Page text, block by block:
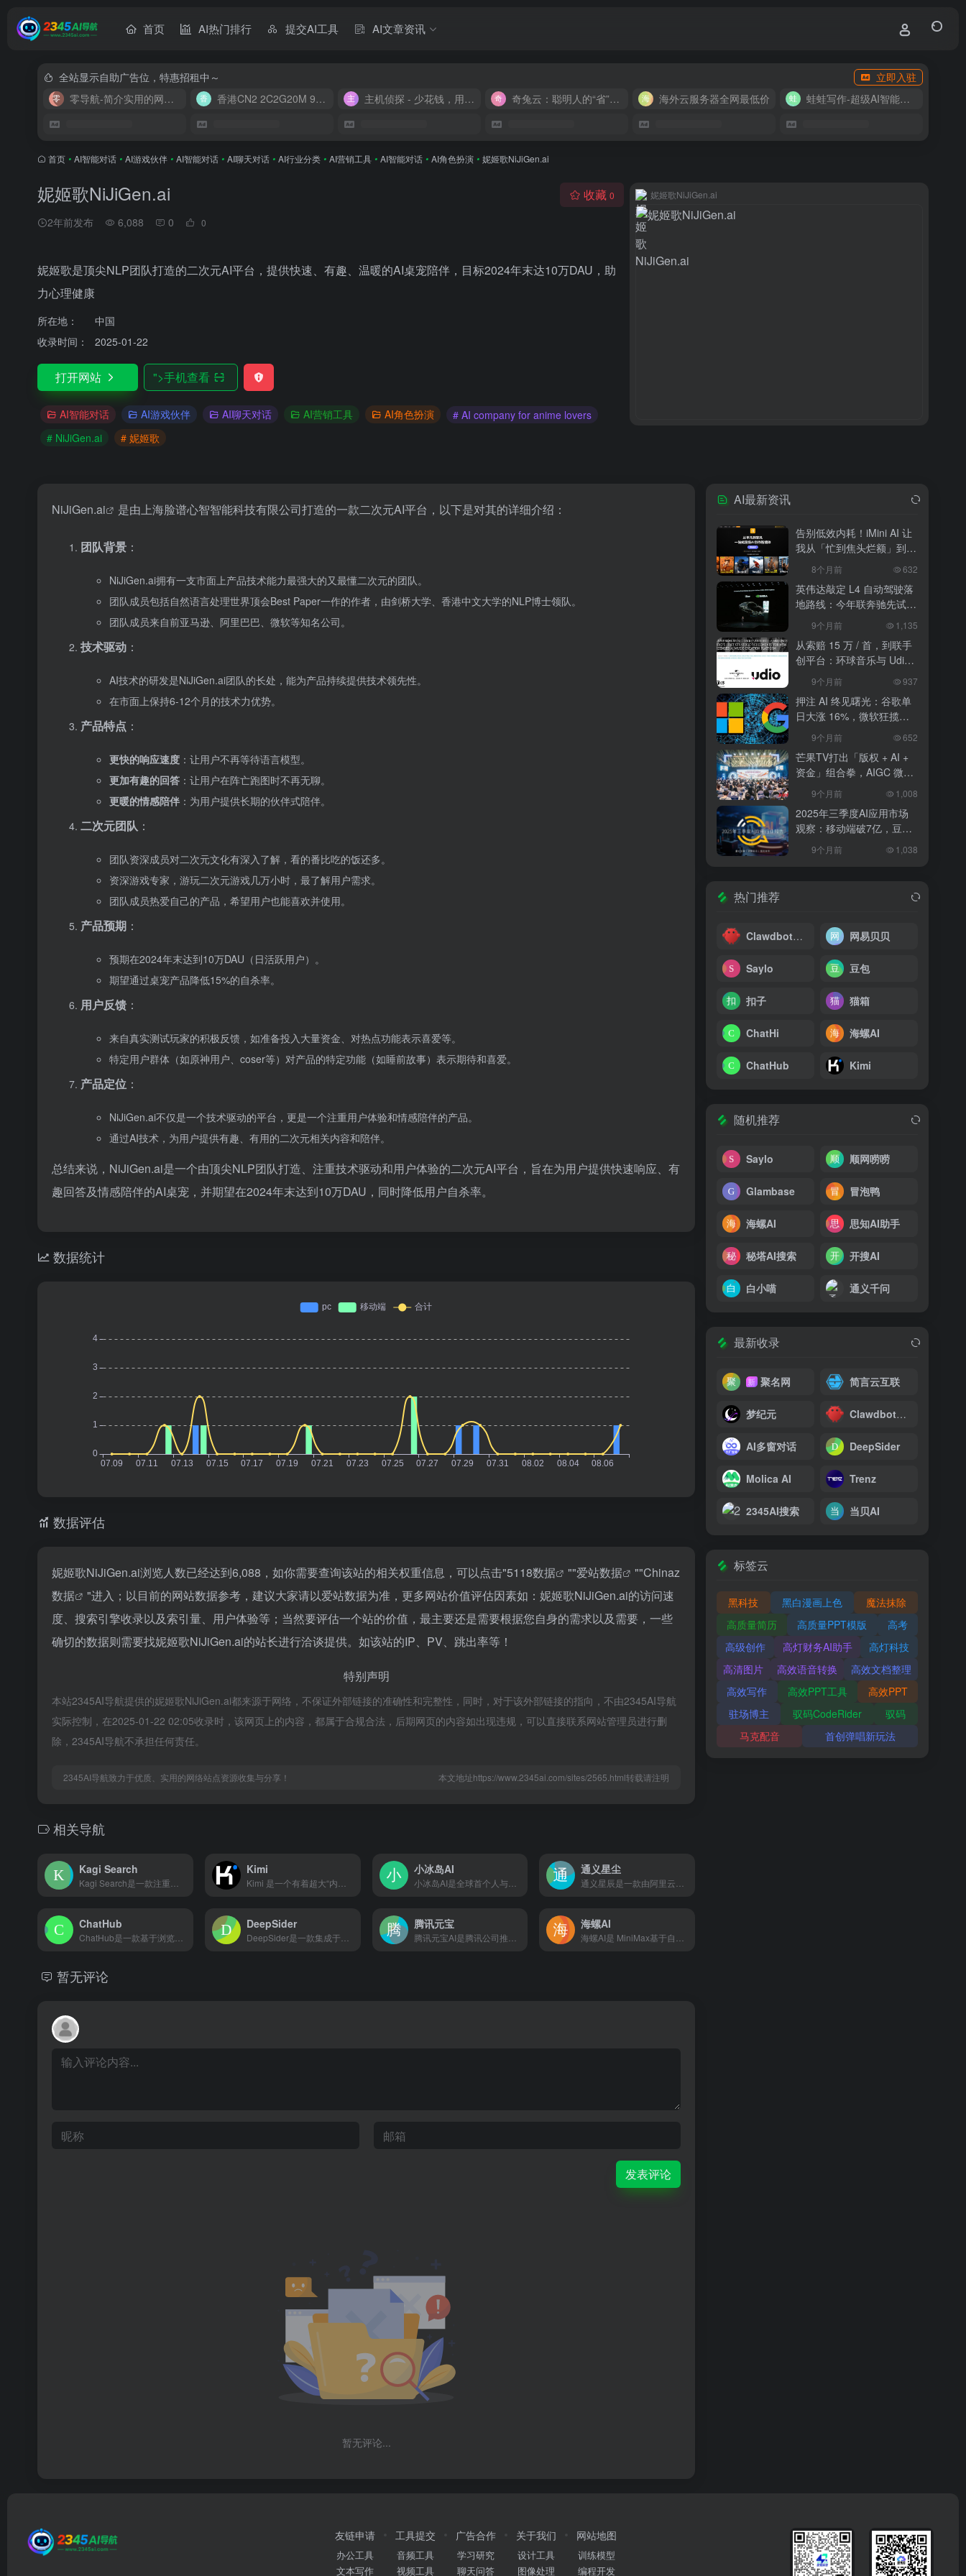
首页 AI热门排行 提交AI工具 AI文章资讯
全站显示自助广告位，特惠招租中～
立即入驻
零导航-简介实用的网址导航
香港CN2 2C2G20M 9.9/月 主机侦探 - 少花钱，用好云 奇兔云：聪明人的“省”钱计划！ 海外云服务器全网最低价 蛙蛙写作-超级AI智能写作助手
首页 • AI智能对话 • AI游戏伙伴 • AI智能对话 • AI聊天对话 • AI行业分类 • AI营销工具 • AI智能对话 • AI角色扮演 • 妮姬歌NiJiGen.ai
妮姬歌NiJiGen.ai
2年前发布 6,088 0 0
收藏 0
妮姬歌是顶尖NLP团队打造的二次元AI平台，提供快速、有趣、温暖的AI桌宠陪伴，目标2024年末达10万DAU，助
力心理健康
所在地：
中国
收录时间：
2025-01-22
打开网站 ">手机查看
AI智能对话 AI游戏伙伴 AI聊天对话 AI营销工具 AI角色扮演
# AI company for anime lovers
# NiJiGen.ai
# 妮姬歌
妮姬歌NiJiGen.ai
NiJiGen.ai 是由上海脸谱心智智能科技有限公司打造的一款二次元AI平台，以下是对其的详细介绍：
团队背景 ：
NiJiGen.ai拥有一支市面上产品技术能力最强大的又最懂二次元的团队。
团队成员包括自然语言处理世界顶会Best Paper一作的作者，由剑桥大学、香港中文大学的NLP博士领队。
团队成员来自前亚马逊、阿里巴巴、微软等知名公司。
技术驱动 ：
AI技术的研发是NiJiGen.ai团队的长处，能为产品持续提供技术领先性。
在市面上保持6-12个月的技术力优势。
产品特点 ：
更快的响应速度 ：让用户不再等待语言模型。
更加有趣的回答 ：让用户在阵亡跑图时不再无聊。
更暖的情感陪伴 ：为用户提供长期的伙伴式陪伴。
二次元团队 ：
团队资深成员对二次元文化有深入了解，看的番比吃的饭还多。
资深游戏专家，游玩二次元游戏几万小时，最了解用户需求。
团队成员热爱自己的产品，希望用户也能喜欢并使用。
产品预期 ：
预期在2024年末达到10万DAU（日活跃用户）。
期望通过桌宠产品降低15%的自杀率。
用户反馈 ：
来自真实测试玩家的积极反馈，如准备投入大量资金、对热点功能表示喜爱等。
特定用户群体（如原神用户、coser等）对产品的特定功能（如睡前故事）表示期待和喜爱。
产品定位 ：
NiJiGen.ai不仅是一个技术驱动的平台，更是一个注重用户体验和情感陪伴的产品。
通过AI技术，为用户提供有趣、有用的二次元相关内容和陪伴。
总结来说，NiJiGen.ai是一个由顶尖NLP团队打造、注重技术驱动和用户体验的二次元AI平台，旨在为用户提供快速响应、有
趣回答及情感陪伴的AI桌宠，并期望在2024年末达到10万DAU，同时降低用户自杀率。
数据统计
数据评估
妮姬歌NiJiGen.ai浏览人数已经达到6,088，如你需要查询该站的相关权重信息，可以点击"5118数据 ""爱站数据 ""Chinaz
数据
"进入；以目前的网站数据参考，建议大家请以爱站数据为准，更多网站价值评估因素如：妮姬歌NiJiGen.ai的访问速
度、搜索引擎收录以及索引量、用户体验等；当然要评估一个站的价值，最主要还是需要根据您自身的需求以及需要，一些
确切的数据则需要找妮姬歌NiJiGen.ai的站长进行洽谈提供。如该站的IP、PV、跳出率等！
特别声明
本站2345AI导航提供的妮姬歌NiJiGen.ai都来源于网络，不保证外部链接的准确性和完整性，同时，对于该外部链接的指向，不由2345AI导航
实际控制，在2025-01-22 02:05收录时，该网页上的内容，都属于合规合法，后期网页的内容如出现违规，可以直接联系网站管理员进行删
除，2345AI导航不承担任何责任。
2345AI导航致力于优质、实用的网络站点资源收集与分享！ 本文地址https://www.2345ai.com/sites/2565.html转载请注明
相关导航
Kagi Search Kimi 小冰岛AI
小冰岛AI是全球首个人与AI融合社交平台，用户可在平台上创造并培育自己的AI伙伴，共同生活在虚拟岛屿上
通义星尘
ChatHub DeepSider 腾讯元宝 海螺AI
暂无评论
发表评论
暂无评论...
AI最新资讯
告别低效内耗！iMini AI 让
我从「忙到焦头烂额」到
「下班准时打卡」
8个月前 632
英伟达敲定 L4 自动驾驶落
地路线：今年联奔驰先试
水，2027 年 10 万辆无人
出租上路
9个月前 1,135
从索赔 15 万 / 首，到联手
创平台：环球音乐与 Udio
和解，改写 AI 音乐行业规
9个月前 937
押注 AI 终见曙光：谷歌单
日大涨 16%，微软狂揽
18%，科技巨头的 “苦熬与
9个月前 652
芒果TV打出「版权 + AI +
资金」组合拳，AIGC 微短
剧行业将迎洗牌？
9个月前 1,008
2025年三季度AI应用市场
观察：移动端破7亿，豆包
异军突起
9个月前 1,038
热门推荐
Clawdbot中文版 网易贝贝
Saylo 豆包
扣子 猫箱
ChatHi 海螺AI
ChatHub Kimi
随机推荐
Saylo 顺网唠唠
Glambase 冒泡鸭
海螺AI 思知AI助手
秘塔AI搜索 开搜AI
白小喵 通义千问
最新收录
新 聚名网 简言云互联
梦纪元 Clawdbot中文版
AI多窗对话 DeepSider
Molica AI Trenz
2345AI搜索 当贝AI
标签云
黑科技 黑白漫画上色
魔法抹除
高质量简历
高质量PPT模版
高考
高级创作
高灯财务AI助手
高灯科技
高清图片
高效语音转换
高效文档整理
高效写作
高效PPT工具
高效PPT
驻场博主
驭码CodeRider
驭码
马克配音
首创弹唱新玩法
友链申请
办公工具
文本写作
工具提交
音频工具
视频工具
广告合作
学习研究
聊天问答
关于我们
设计工具
图像处理
网站地图
训练模型
编程开发